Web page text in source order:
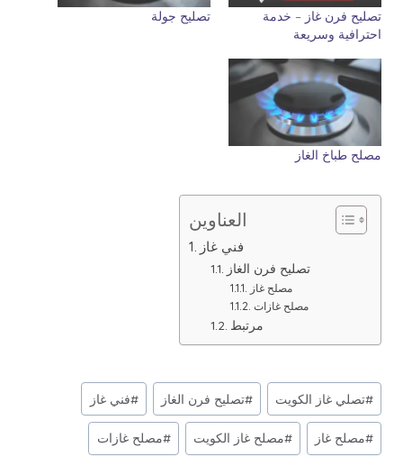
تصليح فرن غاز – خدمة
احترافية وسريعة
تصليح جولة
مصلح طباخ الغاز
العناوين
فني غاز
تصليح فرن الغاز
مصلح غاز
مصلح غازات
مرتبط
وسوم
المقال:
#تصلي غاز الكويت #تصليح فرن الغاز #فني غاز
#مصلح غاز #مصلح غاز الكويت #مصلح غازات